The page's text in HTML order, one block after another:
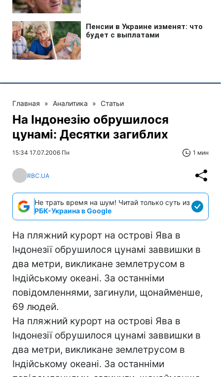
Главная » Аналитика » Статьи
На Індонезію обрушилося
цунамі: Десятки загиблих
15:34 17.07.2006 Пн 1 мин
RBC.UA
Не трать время на шум! Читай только суть из
РБК-Украина в Google
На пляжний курорт на острові Ява в
Індонезії обрушилося цунамі заввишки в
два метри, викликане землетрусом в
Індійському океані. За останніми
повідомленнями, загинули, щонайменше,
69 людей.
На пляжний курорт на острові Ява в
Індонезії обрушилося цунамі заввишки в
два метри, викликане землетрусом в
Індійському океані. За останніми